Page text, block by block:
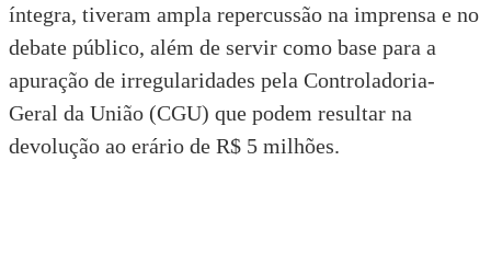
íntegra, tiveram ampla repercussão na imprensa e no
debate público, além de servir como base para a
apuração de irregularidades pela Controladoria-
Geral da União (CGU) que podem resultar na
devolução ao erário de R$ 5 milhões.